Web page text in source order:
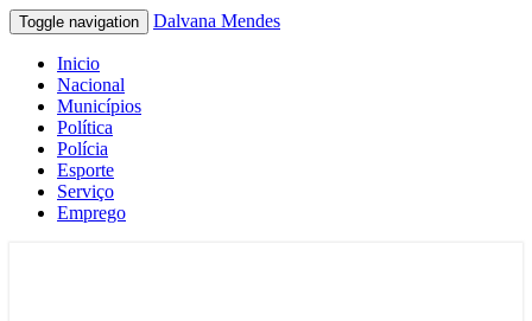
Toggle navigation Dalvana Mendes
Inicio
Nacional
Municípios
Política
Polícia
Esporte
Serviço
Emprego